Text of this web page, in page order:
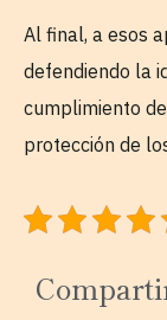
Al final, a esos
defendiendo la
cumplimiento
protección de